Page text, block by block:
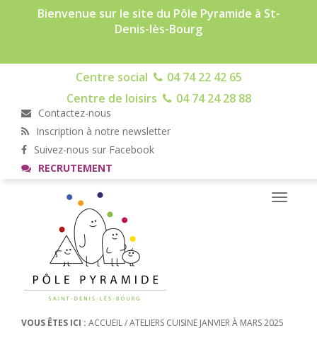
Bienvenue sur le site du Pôle Pyramide à St-
Denis-lès-Bourg
Centre social
04 74 22 42 65
Centre de loisirs
04 74 24 28 88
Contactez-nous
Inscription à notre newsletter
Suivez-nous sur Facebook
RECRUTEMENT
Toggle
VOUS ÊTES ICI : ACCUEIL/ATELIERS CUISINE JANVIER À MARS 2025